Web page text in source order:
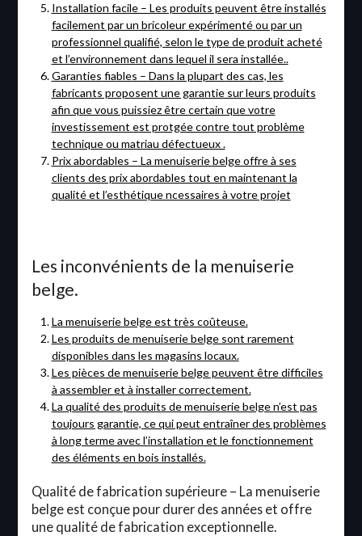
Installation facile – Les produits peuvent être installés
facilement par un bricoleur expérimenté ou par un
professionnel qualifié, selon le type de produit acheté
et l’environnement dans lequel il sera installée..
Garanties fiables – Dans la plupart des cas, les
fabricants proposent une garantie sur leurs produits
afin que vous puissiez être certain que votre
investissement est protgée contre tout problème
technique ou matriau défectueux .
Prix abordables – La menuiserie belge offre à ses
clients des prix abordables tout en maintenant la
qualité et l’esthétique ncessaires à votre projet
Les inconvénients de la menuiserie
belge.
La menuiserie belge est très coûteuse.
Les produits de menuiserie belge sont rarement
disponibles dans les magasins locaux.
Les pièces de menuiserie belge peuvent être difficiles
à assembler et à installer correctement.
La qualité des produits de menuiserie belge n’est pas
toujours garantie, ce qui peut entraîner des problèmes
à long terme avec l’installation et le fonctionnement
des éléments en bois installés.
Qualité de fabrication supérieure – La menuiserie
belge est conçue pour durer des années et offre
une qualité de fabrication exceptionnelle.